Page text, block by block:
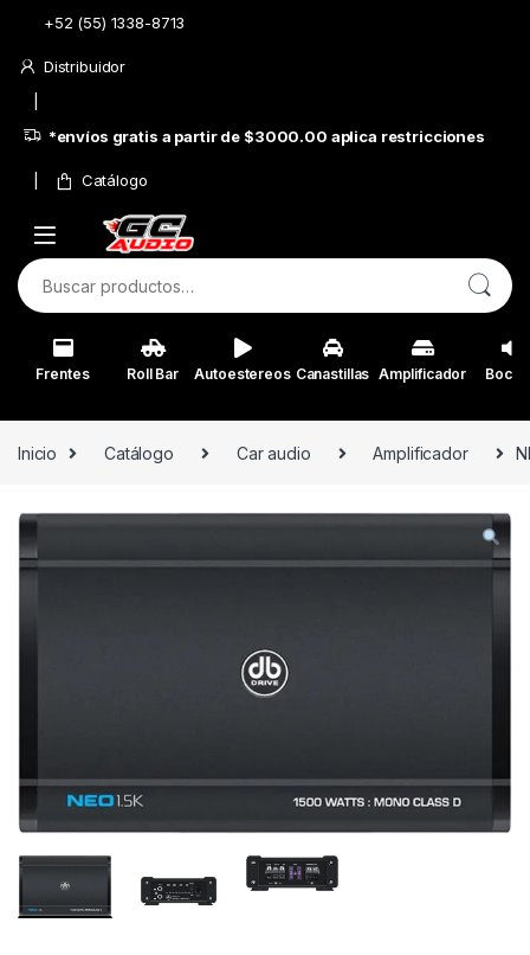
Skip to navigation
Skip to content
+52 (55) 1338-8713
Distribuidor
*envíos gratis a partir de $3000.00 aplica restricciones
Catálogo
Buscar por:
Frentes Roll Bar Autoestereos Canastillas Amplificador
Inicio Catálogo Car audio Amplificador